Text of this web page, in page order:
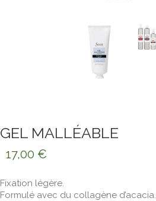
GEL MALLÉABLE
17,00 €
Fixation légère.
Formulé avec du collagène d’acacia.